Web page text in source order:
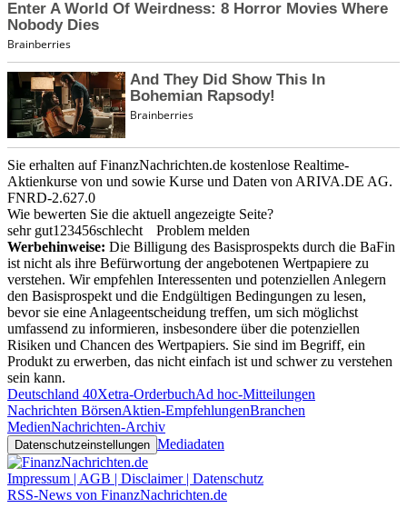
Sie erhalten auf FinanzNachrichten.de kostenlose Realtime-
Aktienkurse von und sowie Kurse und Daten von ARIVA.DE AG.
FNRD-2.627.0
Wie bewerten Sie die aktuell angezeigte Seite?
sehr gut1 23456schlecht
Problem melden
Werbehinweise: Die Billigung des Basisprospekts durch die BaFin
ist nicht als ihre Befürwortung der angebotenen Wertpapiere zu
verstehen. Wir empfehlen Interessenten und potenziellen Anlegern
den Basisprospekt und die Endgültigen Bedingungen zu lesen,
bevor sie eine Anlageentscheidung treffen, um sich möglichst
umfassend zu informieren, insbesondere über die potenziellen
Risiken und Chancen des Wertpapiers. Sie sind im Begriff, ein
Produkt zu erwerben, das nicht einfach ist und schwer zu verstehen
sein kann.
Deutschland 40Xetra-OrderbuchAd hoc-Mitteilungen
Nachrichten BörsenAktien-EmpfehlungenBranchen
MedienNachrichten-Archiv
Datenschutzeinstellungen Mediadaten
Impressum | AGB | Disclaimer | Datenschutz
RSS-News von FinanzNachrichten.de